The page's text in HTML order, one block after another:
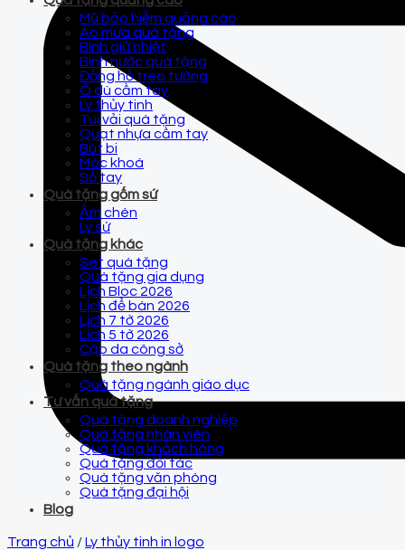
Mũ bảo hiểm quảng cáo
Áo mưa quà tặng
Bình giữ nhiệt
Bình nước quà tặng
Đồng hồ treo tường
Ô dù cầm tay
Ly thủy tinh
Túi vải quà tặng
Quạt nhựa cầm tay
Bút bi
Móc khoá
Sổ tay
Quà tặng gốm sứ
Ấm chén
Ly sứ
Quà tặng khác
Set quà tặng
Quà tặng gia dụng
Lịch Bloc 2026
Lịch để bàn 2026
Lịch 7 tờ 2026
Lịch 5 tờ 2026
Cặp da công sở
Quà tặng theo ngành
Quà tặng ngành giáo dục
Tư vấn quà tặng
Quà tặng doanh nghiệp
Quà tặng nhân viên
Quà tặng khách hàng
Quà tặng đối tác
Quà tặng văn phòng
Quà tặng đại hội
Blog
Trang chủ /Ly thủy tinh in logo